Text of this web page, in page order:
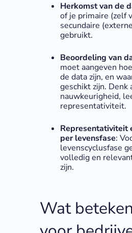
Herkomst van de
of je primaire (zelf
secundaire
gebruikt.
Beoordeling van
moet aangeven
de data zijn, en
geschikt zijn. Denk
nauwkeurigheid,
representativiteit.
Representativiteit
per levensfase:
levenscyclusfase
volledig en
zijn.
Wat